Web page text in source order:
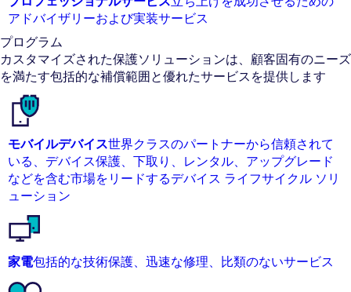
アドバイザリーおよび実装サービス
プログラム
カスタマイズされた保護ソリューションは、顧客固有のニーズ
を満たす包括的な補償範囲と優れたサービスを提供します
モバイルデバイス世界クラスのパートナーから信頼されて
いる、デバイス保護、下取り、レンタル、アップグレード
などを含む市場をリードするデバイス ライフサイクル ソリ
ューション
家電包括的な技術保護、迅速な修理、比類のないサービス